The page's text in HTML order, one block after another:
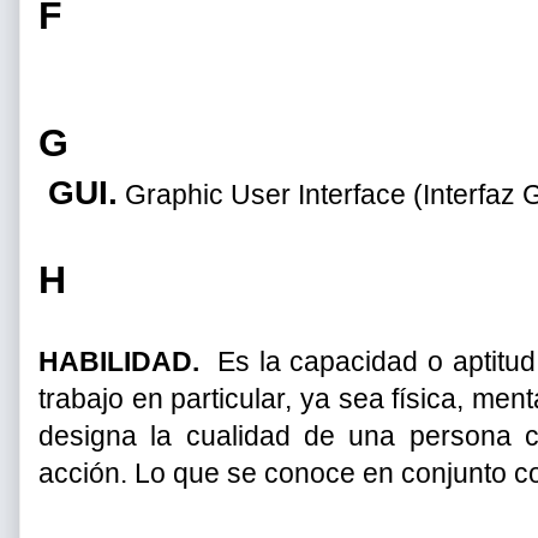
F
G
GUI. Graphic User Interface (Interfaz
H
HABILIDAD. Es la capacidad o
trabajo en particular, ya sea física,
designa la cualidad de una persona
acción. Lo que se conoce en conjunto